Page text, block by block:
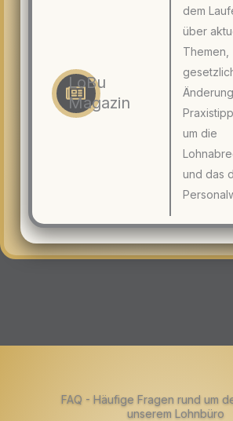
LoBu
Magazin
dem
über
Themen,
um die
und das
FAQ - Häufige Fragen rund um
unserem Lohnbüro